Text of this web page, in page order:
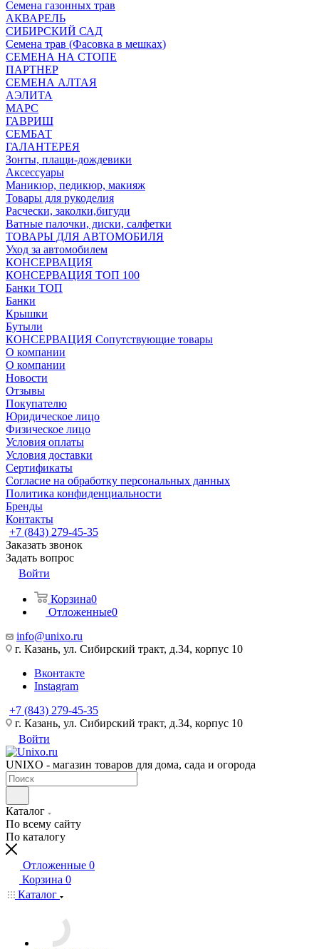
Семена газонных трав
АКВАРЕЛЬ
СИБИРСКИЙ САД
Семена трав (Фасовка в мешках)
СЕМЕНА НА СТОПЕ
ПАРТНЕР
СЕМЕНА АЛТАЯ
АЭЛИТА
МАРС
ГАВРИШ
СЕМБАТ
ГАЛАНТЕРЕЯ
Зонты, плащи-дождевики
Аксессуары
Маникюр, педикюр, макияж
Товары для рукоделия
Расчески, заколки,бигуди
Ватные палочки, диски, салфетки
ТОВАРЫ ДЛЯ АВТОМОБИЛЯ
Уход за автомобилем
КОНСЕРВАЦИЯ
КОНСЕРВАЦИЯ ТОП 100
Банки ТОП
Банки
Крышки
Бутыли
КОНСЕРВАЦИЯ Сопутствующие товары
О компании
О компании
Новости
Отзывы
Покупателю
Юридическое лицо
Физическое лицо
Условия оплаты
Условия доставки
Сертификаты
Согласие на обработку персональных данных
Политика конфиденциальности
Бренды
Контакты
+7 (843) 279-45-35
Заказать звонок
Задать вопрос
Войти
Корзина0
Отложенные0
info@unixo.ru
г. Казань, ул. Сибирский тракт, д.34, корпус 10
Вконтакте
Instagram
+7 (843) 279-45-35
г. Казань, ул. Сибирский тракт, д.34, корпус 10
Войти
UNIXO - магазин товаров для дома, сада и огорода
Каталог
По всему сайту
По каталогу
Отложенные 0
Корзина 0
Каталог